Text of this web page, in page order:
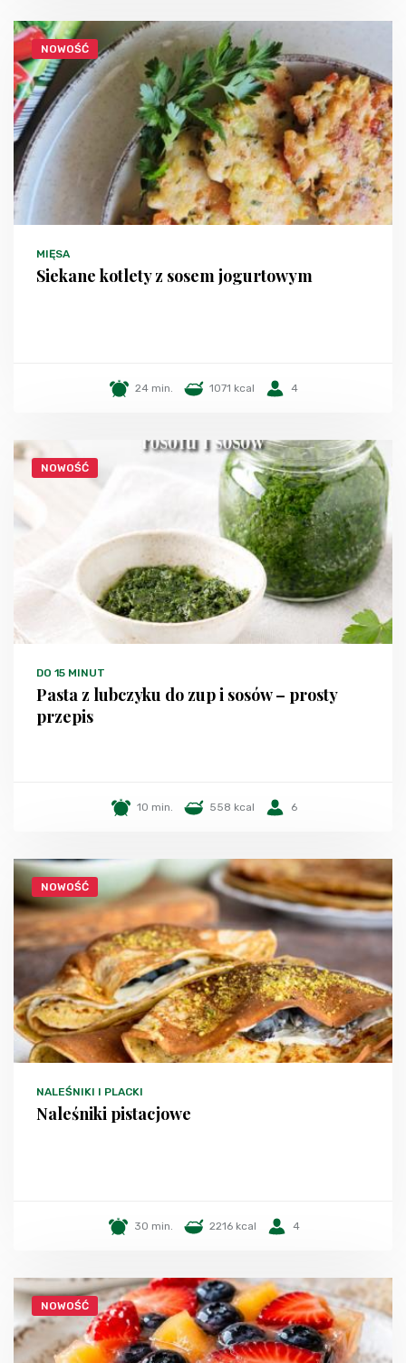
NOWOŚĆ
MIĘSA
Siekane kotlety z sosem jogurtowym
24 min. 1071 kcal 4
NOWOŚĆ
DO 15 MINUT
Pasta z lubczyku do zup i sosów – prosty
przepis
10 min. 558 kcal 6
NOWOŚĆ
NALEŚNIKI I PLACKI
Naleśniki pistacjowe
30 min. 2216 kcal 4
NOWOŚĆ